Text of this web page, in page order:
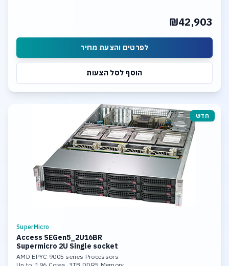
₪42,903
לפרטים והצעת מחיר
הוסף לסל הצעות
חדש
SuperMicro
Access SEGen5_2U16BR
Supermicro 2U Single socket
AMD EPYC 9005 series Processors